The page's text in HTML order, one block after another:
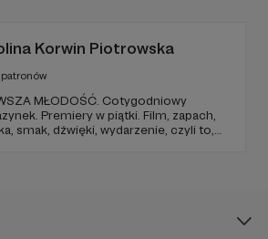
Drozda.
Korwin Piotrowska
patronów
MŁODOŚĆ. Cotygodniowy
Premiery w piątki. Film, zapach,
smak, dźwięki, wydarzenie, czyli to,